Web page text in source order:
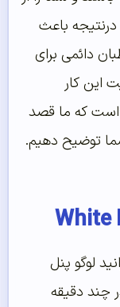
باعث
دائمی برای
این کار
است که ما قصد
توضیح دهیم.
لوگو پنل
چند دقیقه